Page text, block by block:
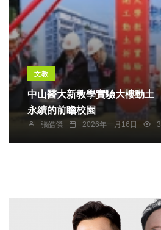
文教
中山醫大新教學實驗大樓動
永續的前瞻校園
張皓傑 2026年一月16日